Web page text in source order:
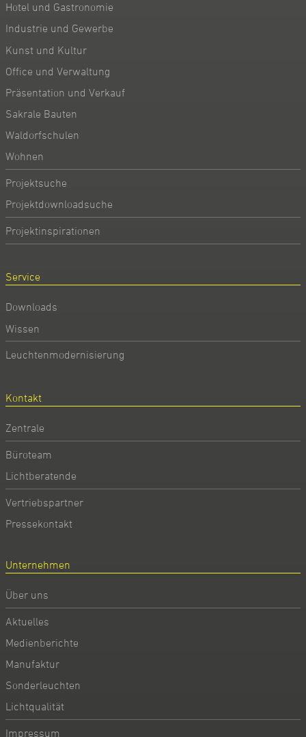
Hotel und Gastronomie
Industrie und Gewerbe
Kunst und Kultur
Office und Verwaltung
Präsentation und Verkauf
Sakrale Bauten
Waldorfschulen
Wohnen
Projektsuche
Projektdownloadsuche
Projektinspirationen
Service
Downloads
Wissen
Leuchtenmodernisierung
Kontakt
Zentrale
Büroteam
Lichtberatende
Vertriebspartner
Pressekontakt
Unternehmen
Über uns
Aktuelles
Medienberichte
Manufaktur
Sonderleuchten
Lichtqualität
Impressum